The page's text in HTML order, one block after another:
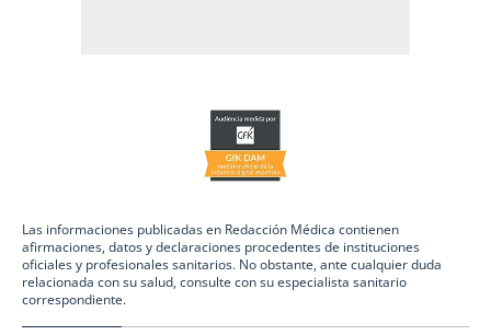
Las informaciones publicadas en Redacción Médica contienen
afirmaciones, datos y declaraciones procedentes de instituciones
oficiales y profesionales sanitarios. No obstante, ante cualquier duda
relacionada con su salud, consulte con su especialista sanitario
correspondiente.